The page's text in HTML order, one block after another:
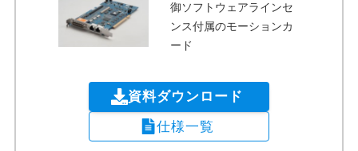
御ソフトウェアラインセ
ンス付属のモーションカ
ード
資料ダウンロード
仕様一覧